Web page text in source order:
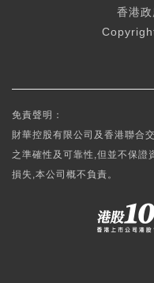
香港
免責聲明：
財華控股有限公司及香港聯合
之準確性及可靠性,但並不保證
損失,本公司概不負責。